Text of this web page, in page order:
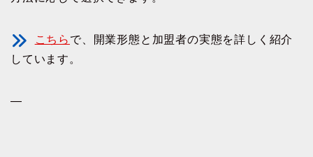
こちら で、開業形態と加盟者の実態を詳しく紹介
しています。
—